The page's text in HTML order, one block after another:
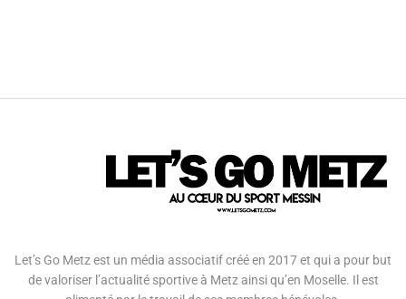
Let’s Go Metz est un média associatif créé en 2017 et qui a pour but
de valoriser l’actualité sportive à Metz ainsi qu’en Moselle. Il est